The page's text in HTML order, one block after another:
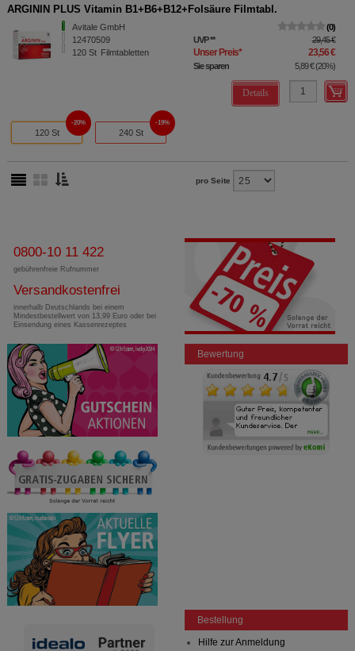
ARGININ PLUS Vitamin B1+B6+B12+Folsäure Filmtabl.
Avitale GmbH
12470509
120 St Filmtabletten
0
UVP** 29,45 €
Unser Preis* 23,56 €
Sie sparen 5,89 €(20%)
Details
120 St
20%
240 St
19%
pro Seite
0800-10 11 422
gebührenfreie Rufnummer
Versandkostenfrei
innerhalb Deutschlands bei einem
Mindestbestellwert von 13,99 Euro oder bei
Einsendung eines Kassenrezeptes
Bewertung
Bestellung
Hilfe zur Anmeldung